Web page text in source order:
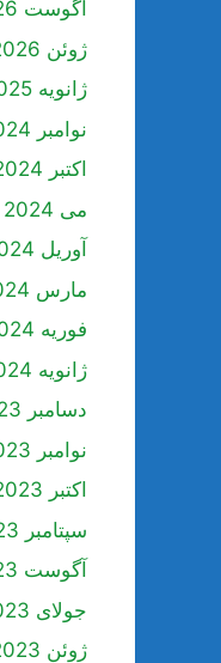
آگوست 2026
ژوئن 2026
ژانویه 2025
نوامبر 2024
اکتبر 2024
می 2024
آوریل 2024
مارس 2024
فوریه 2024
ژانویه 2024
دسامبر 2023
نوامبر 2023
اکتبر 2023
سپتامبر 2023
آگوست 2023
جولای 2023
ژوئن 2023